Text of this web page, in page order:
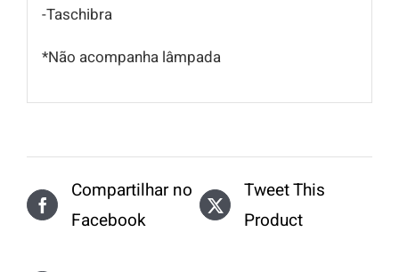
-Taschibra
*Não acompanha lâmpada
Compartilhar no
Facebook
Tweet This
Product